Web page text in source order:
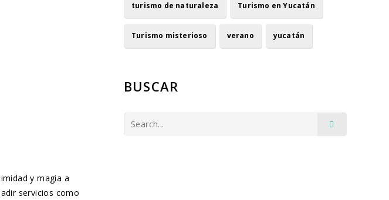
y magia a
servicios como
turismo de naturaleza Turismo en Yucatán
Turismo misterioso verano yucatán
BUSCAR